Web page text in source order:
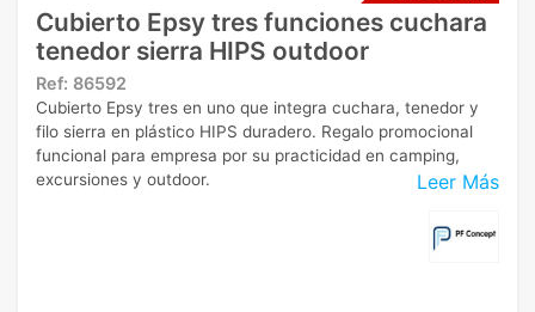
Cubierto Epsy tres funciones cuchara
tenedor sierra HIPS outdoor
Ref: 86592
Leer Más
Cubierto Epsy tres en uno que integra cuchara, tenedor y
filo sierra en plástico HIPS duradero. Regalo promocional
funcional para empresa por su practicidad en camping,
excursiones y outdoor.